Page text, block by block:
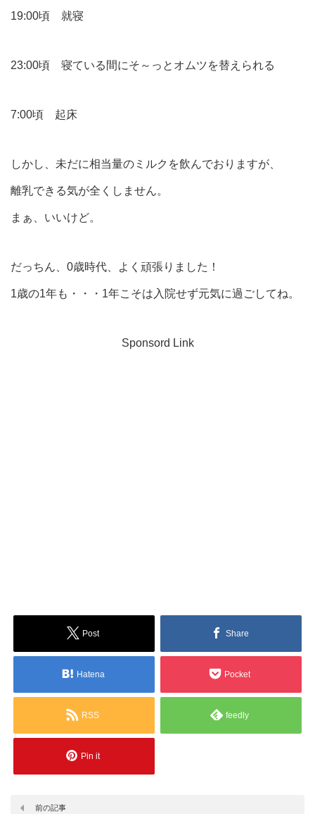
19:00頃 就寝
23:00頃 寝ている間にそ～っとオムツを替えられる
7:00頃 起床
しかし、未だに相当量のミルクを飲んでおりますが、
離乳できる気が全くしません。
まぁ、いいけど。
だっちん、0歳時代、よく頑張りました！
1歳の1年も・・・1年こそは入院せず元気に過ごしてね。
Sponsord Link
Post Share
Hatena Pocket
RSS feedly
Pin it
前の記事